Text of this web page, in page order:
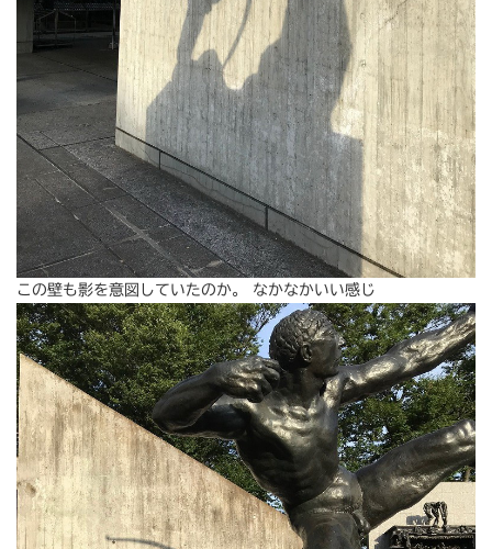
この壁も影を意図していたのか。 なかなかいい感じ